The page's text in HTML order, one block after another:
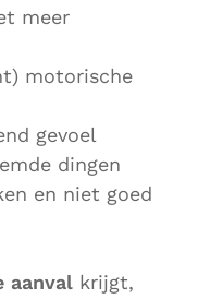
meer
motorische
gevoel
dingen
en niet goed
aanval krijgt,